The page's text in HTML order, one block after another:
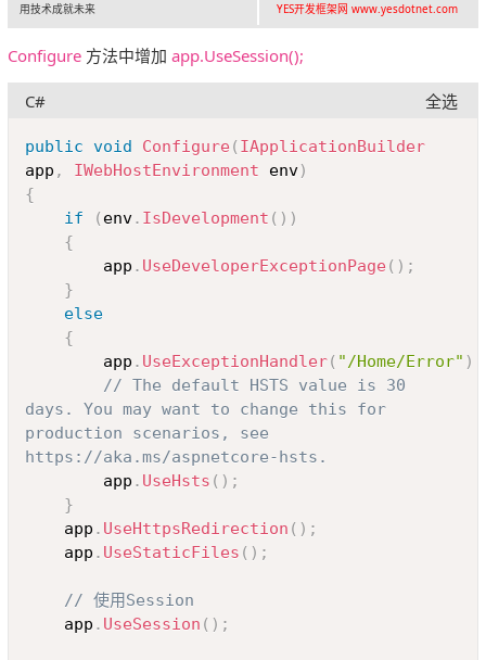
用技术成就未来 YES开发框架网 www.yesdotnet.com
Configure 方法中增加 app.UseSession();
C# 全选
public void Configure( IApplicationBuilder
app , IWebHostEnvironment env)
{
if
( env. IsDevelopment ( ) )
{
		app
. UseDeveloperExceptionPage( ) ;
}
else
{
		app
. UseExceptionHandler( "/Home/Error" )
// The default HSTS value is 30
days. You may want to change this for
production scenarios, see
https://aka.ms/aspnetcore-hsts.
		app
. UseHsts ( ) ;
}
	app
. UseHttpsRedirection ( ) ;
	app
. UseStaticFiles ( ) ;
// 使用Session
	app
. UseSession ( ) ;